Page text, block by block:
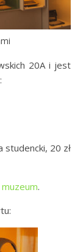
20A i jest
studencki, 20 zł
.